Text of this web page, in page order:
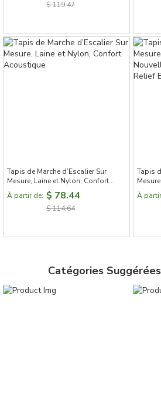
$ 119.47
Tapis de Marche d’Escalier Sur
Mesure, Laine et Nylon, Confort
Acoustique
À partir de: $ 78.44
$ 114.64
Tapis
À
Catégories